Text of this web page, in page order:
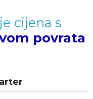
cijena s
povrata